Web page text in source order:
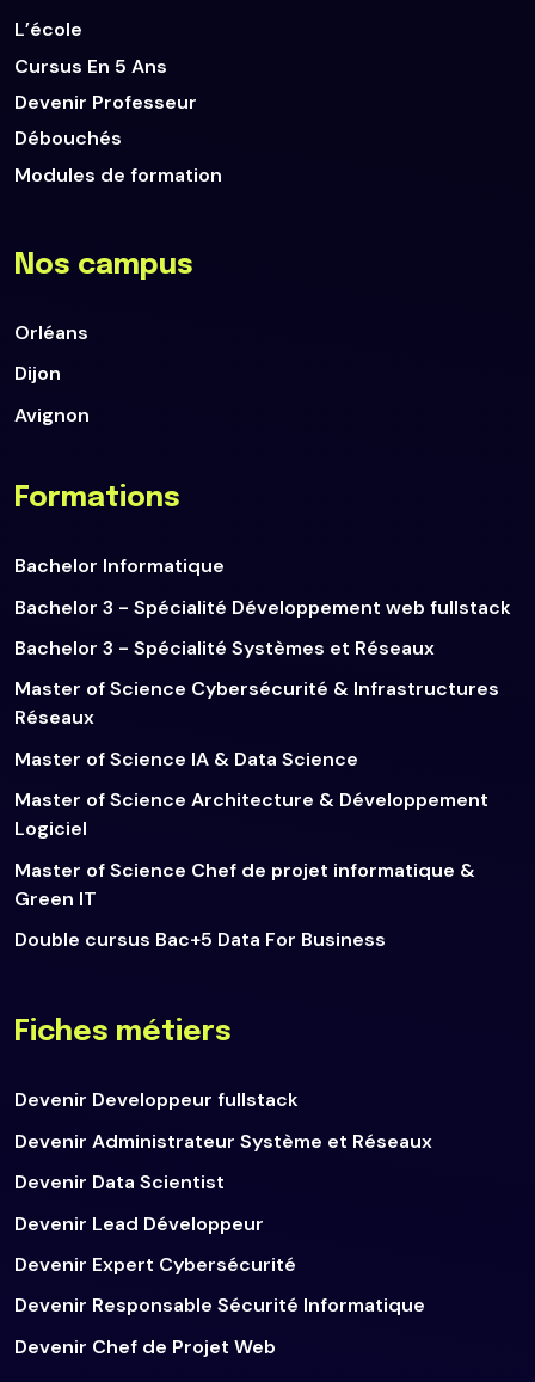
L’école
Cursus En 5 Ans
Devenir Professeur
Débouchés
Modules de formation
Nos campus
Orléans
Dijon
Avignon
Formations
Bachelor Informatique
Bachelor 3 - Spécialité Développement web fullstack
Bachelor 3 - Spécialité Systèmes et Réseaux
Master of Science Cybersécurité & Infrastructures
Réseaux
Master of Science IA & Data Science
Master of Science Architecture & Développement
Logiciel
Master of Science Chef de projet informatique &
Green IT
Double cursus Bac+5 Data For Business
Fiches métiers
Devenir Developpeur fullstack
Devenir Administrateur Système et Réseaux
Devenir Data Scientist
Devenir Lead Développeur
Devenir Expert Cybersécurité
Devenir Responsable Sécurité Informatique
Devenir Chef de Projet Web